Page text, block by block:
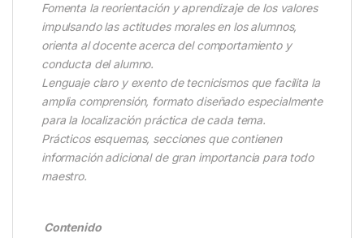
Fomenta la reorientación y aprendizaje de los valores
impulsando las actitudes morales en los alumnos,
orienta al docente acerca del comportamiento y
conducta del alumno.
Lenguaje claro y exento de tecnicismos que facilita la
amplia comprensión, formato diseñado especialmente
para la localización práctica de cada tema.
Prácticos esquemas, secciones que contienen
información adicional de gran importancia para todo
maestro.
Contenido